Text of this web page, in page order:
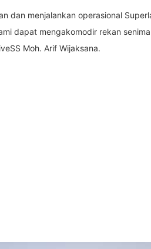
dan menjalankan operasional
dapat mengakomodir rekan
Moh. Arif Wijaksana.